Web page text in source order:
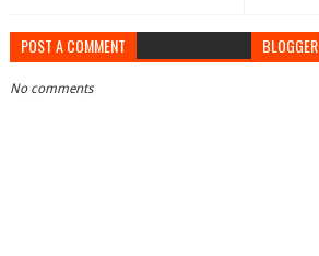
POST A COMMENT BLOGGER
No comments